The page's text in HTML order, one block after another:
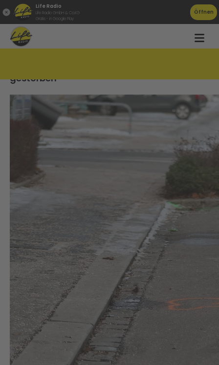
Life Radio
Life Radio GmbH & Co.KG
Gratis - in Google Play
Öffnen
gestorben